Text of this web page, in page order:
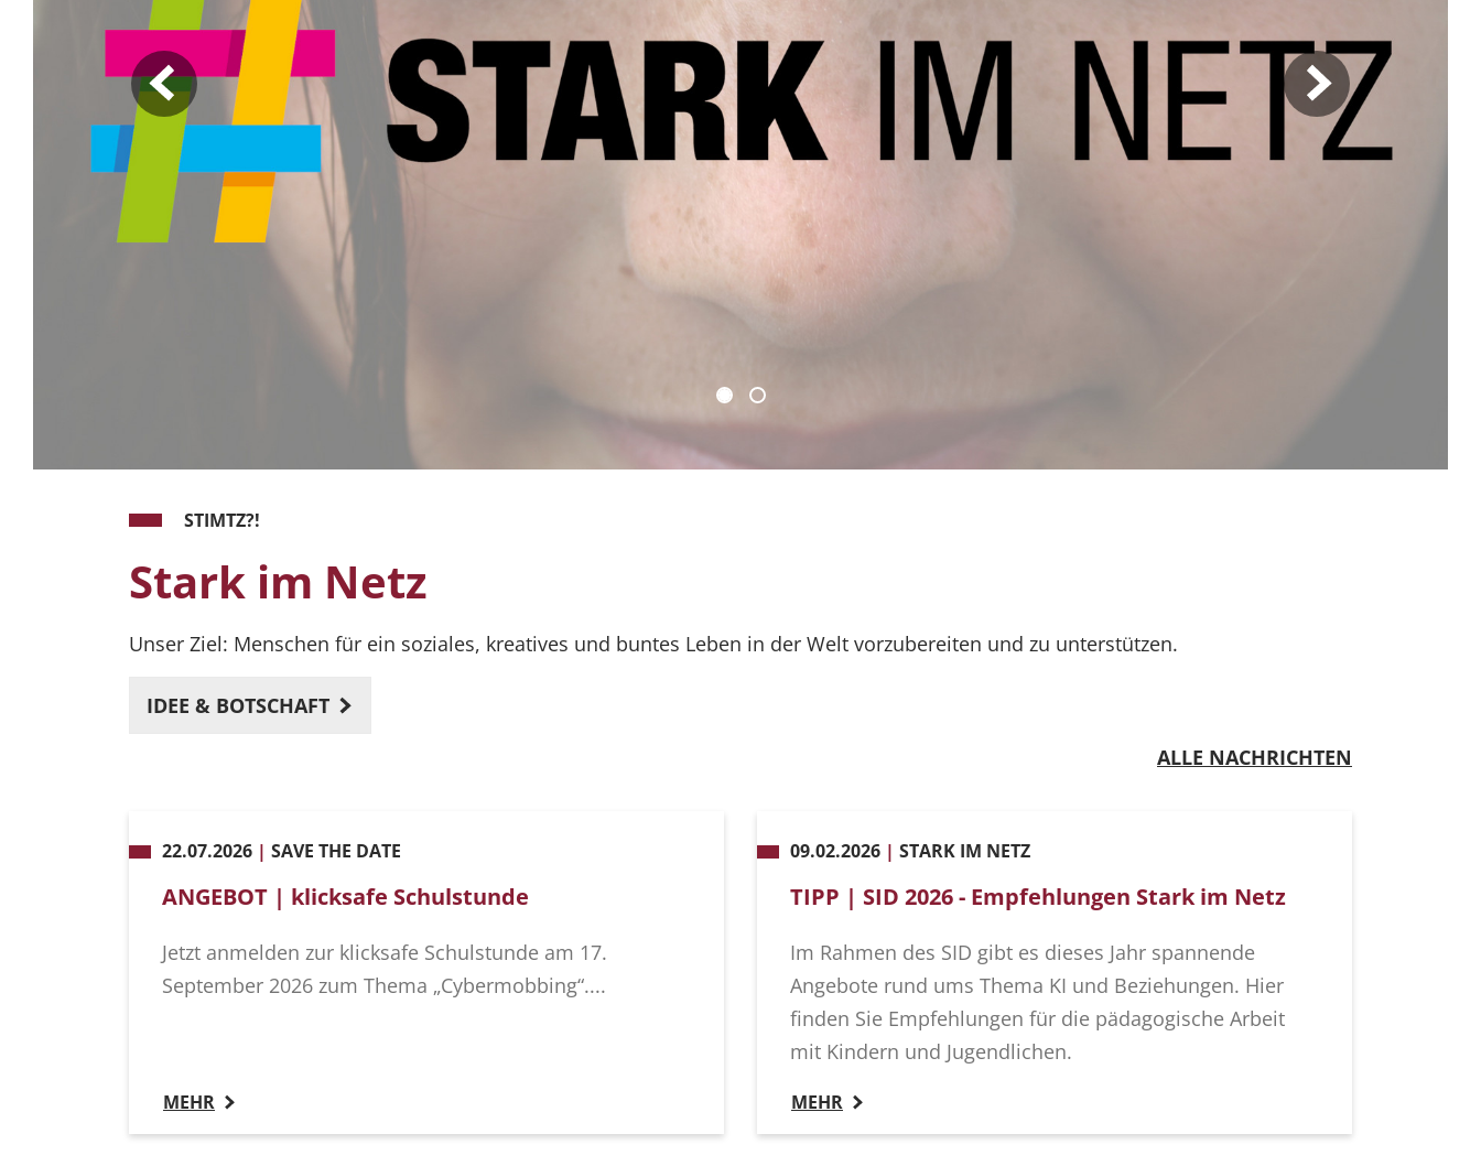
STIMTZ?!
Stark im Netz
Unser Ziel: Menschen für ein soziales, kreatives und buntes Leben in der Welt vorzubereiten und zu unterstützen.
IDEE & BOTSCHAFT
ALLE NACHRICHTEN
22.07.2026 | SAVE THE DATE
ANGEBOT | klicksafe Schulstunde
Jetzt anmelden zur klicksafe Schulstunde am 17.
September 2026 zum Thema „Cybermobbing“....
MEHR
09.02.2026 | STARK IM NETZ
TIPP | SID 2026 - Empfehlungen Stark im Netz
Im Rahmen des SID gibt es dieses Jahr spannende
Angebote rund ums Thema KI und Beziehungen. Hier
finden Sie Empfehlungen für die pädagogische Arbeit
mit Kindern und Jugendlichen.
MEHR